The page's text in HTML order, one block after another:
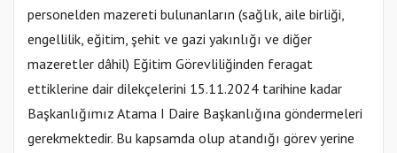
personelden mazereti bulunanların (sağlık, aile birliği,
engellilik, eğitim, şehit ve gazi yakınlığı ve diğer
mazeretler dâhil) Eğitim Görevliliğinden feragat
ettiklerine dair dilekçelerini 15.11.2024 tarihine kadar
Başkanlığımız Atama I Daire Başkanlığına göndermeleri
gerekmektedir. Bu kapsamda olup atandığı görev yerine